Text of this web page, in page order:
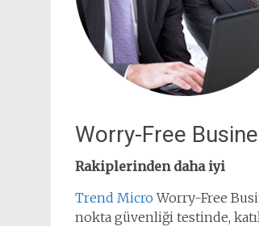
Worry-Free
Rakiplerinden daha iyi
Trend Micro Worry-Free
nokta güvenliği testinde,